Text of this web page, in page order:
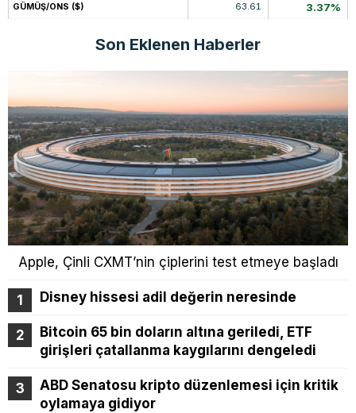
GÜMÜŞ/ONS ($) 63.61 3.37%
Son Eklenen Haberler
Apple, Çinli CXMT’nin çiplerini test etmeye başladı
Disney hissesi adil değerin neresinde
Bitcoin 65 bin doların altına geriledi, ETF
girişleri çatallanma kaygılarını dengeledi
ABD Senatosu kripto düzenlemesi için kritik
oylamaya gidiyor